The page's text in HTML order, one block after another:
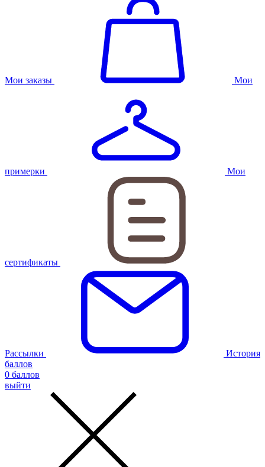
Мои заказы Мои
примерки Мои
сертификаты
Рассылки
История
баллов
0 баллов
выйти